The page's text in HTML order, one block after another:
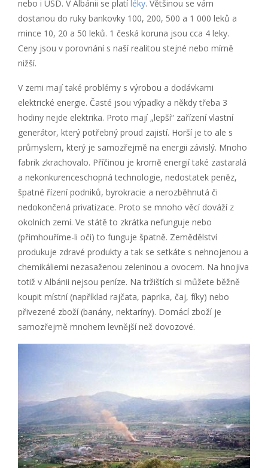
nebo i USD. V Albánii se platí léky. Většinou se vám
dostanou do ruky bankovky 100, 200, 500 a 1 000 leků a
mince 10, 20 a 50 leků. 1 česká koruna jsou cca 4 leky.
Ceny jsou v porovnání s naší realitou stejné nebo mírně
nižší.
V zemi mají také problémy s výrobou a dodávkami
elektrické energie. Časté jsou výpadky a někdy třeba 3
hodiny nejde elektrika. Proto mají „lepší“ zařízení vlastní
generátor, který potřebný proud zajistí. Horší je to ale s
průmyslem, který je samozřejmě na energii závislý. Mnoho
fabrik zkrachovalo. Příčinou je kromě energií také zastaralá
a nekonkurenceschopná technologie, nedostatek peněz,
špatné řízení podniků, byrokracie a nerozběhnutá či
nedokončená privatizace. Proto se mnoho věcí dováží z
okolních zemí. Ve státě to zkrátka nefunguje nebo
(přimhouříme-li oči) to funguje špatně. Zemědělství
produkuje zdravé produkty a tak se setkáte s nehnojenou a
chemikáliemi nezasaženou zeleninou a ovocem. Na hnojiva
totiž v Albánii nejsou peníze. Na tržištích si můžete běžně
koupit místní (například rajčata, paprika, čaj, fíky) nebo
přivezené zboží (banány, nektaríny). Domácí zboží je
samozřejmě mnohem levnější než dovozové.